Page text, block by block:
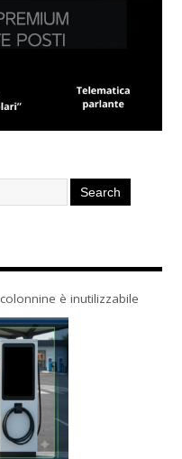
è inutilizzabile